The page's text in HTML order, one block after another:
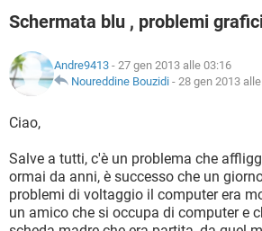
INSTAGRAM
TIKTOK
HARDWARE
INSTAGRAM
TIKTOK
HARDWARE
COVID-19 GAMING
INTRATTENIMENTO
iOS
INSTAGRAM
HARDWARE
COVID-19 GAMING
INTRATTENIMENTO
iOS
INSTAGRAM
TIKTOK
HARDWARE
GLOSSARIO
COVID-19
iOS
INSTAGRAM
Schermata blu , problemi
Andre9413 - 27 gen 2013 alle 03:16
Noureddine Bouzidi - 28 gen 2013
Ciao,
Salve a tutti, c'è un problema che
ormai da anni, è successo che un
problemi di voltaggio il computer era
un amico che si occupa di computer e